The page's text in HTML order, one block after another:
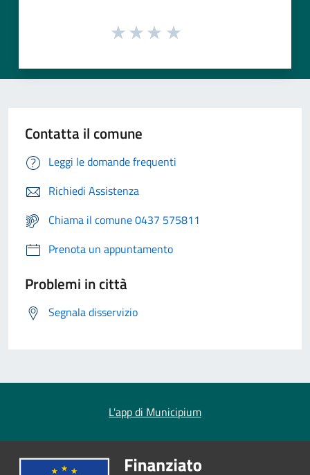
Contatta il comune
Leggi le domande frequenti
Richiedi Assistenza
Chiama il comune 0437 575811
Prenota un appuntamento
Problemi in città
Segnala disservizio
L'app di Municipium